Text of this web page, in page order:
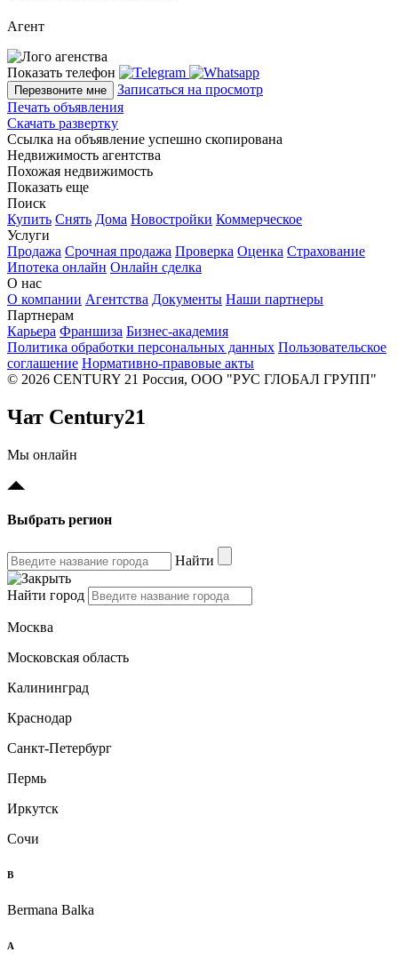
Агент
Показать телефон
Перезвоните мне
Записаться на просмотр
Печать объявления
Скачать развертку
Ссылка на объявление успешно скопирована
Недвижимость агентства
Похожая недвижимость
Показать еще
Поиск
Купить Снять Дома Новостройки Коммерческое
Услуги
Продажа Срочная продажа Проверка Оценка Страхование
Ипотека онлайн Онлайн сделка
О нас
О компании Агентства Документы Наши партнеры
Партнерам
Карьера Франшиза Бизнес-академия
Политика обработки персональных данных Пользовательское
соглашение Нормативно-правовые акты
© 2026 CENTURY 21 Россия, ООО "РУС ГЛОБАЛ ГРУПП"
Чат Century21
Мы онлайн
Выбрать регион
Найти
Найти город
Москва
Московская область
Калининград
Краснодар
Санкт-Петербург
Пермь
Иркутск
Сочи
B
Bermana Balka
А